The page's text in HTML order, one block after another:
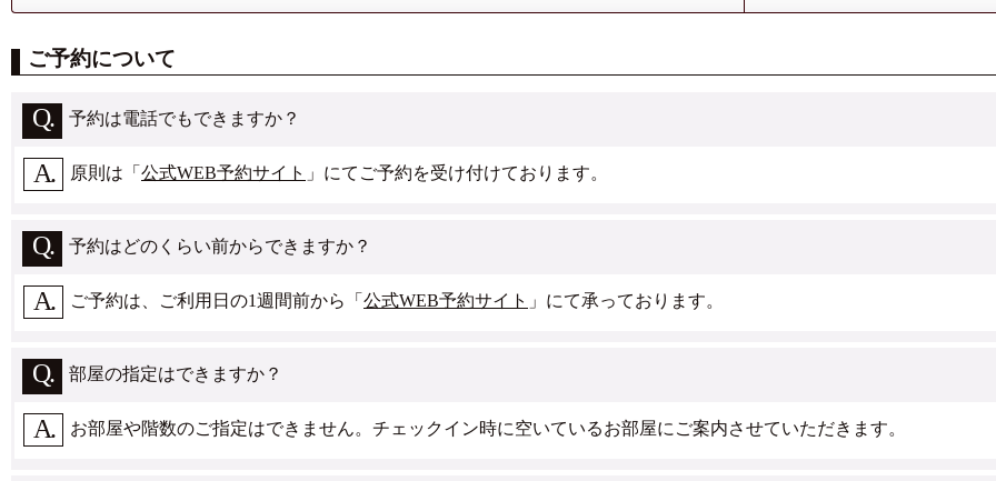
ご予約について
予約は電話でもできますか？
原則は「 公式WEB予約サイト 」にてご予約を受け付けております。
予約はどのくらい前からできますか？
ご予約は、ご利用日の1週間前から「 公式WEB予約サイト 」にて承っております。
部屋の指定はできますか？
お部屋や階数のご指定はできません。チェックイン時に空いているお部屋にご案内させていただきます。